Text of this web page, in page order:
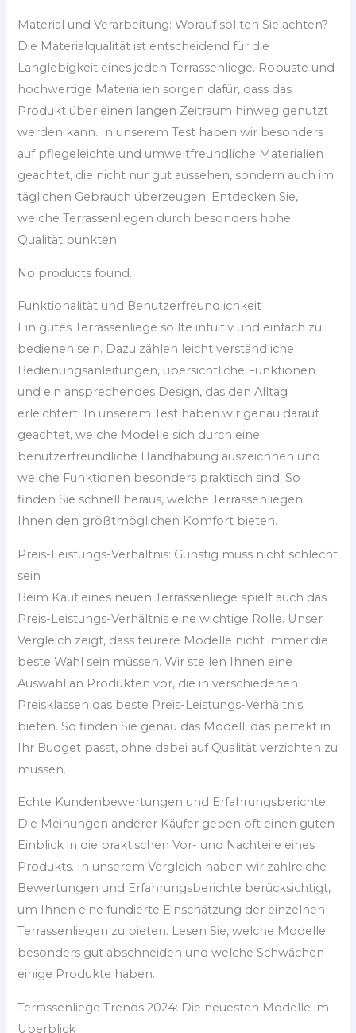
Material und Verarbeitung: Worauf sollten Sie achten?
Die Materialqualität ist entscheidend für die
Langlebigkeit eines jeden Terrassenliege. Robuste und
hochwertige Materialien sorgen dafür, dass das
Produkt über einen langen Zeitraum hinweg genutzt
werden kann. In unserem Test haben wir besonders
auf pflegeleichte und umweltfreundliche Materialien
geachtet, die nicht nur gut aussehen, sondern auch im
täglichen Gebrauch überzeugen. Entdecken Sie,
welche Terrassenliegen durch besonders hohe
Qualität punkten.
No products found.
Funktionalität und Benutzerfreundlichkeit
Ein gutes Terrassenliege sollte intuitiv und einfach zu
bedienen sein. Dazu zählen leicht verständliche
Bedienungsanleitungen, übersichtliche Funktionen
und ein ansprechendes Design, das den Alltag
erleichtert. In unserem Test haben wir genau darauf
geachtet, welche Modelle sich durch eine
benutzerfreundliche Handhabung auszeichnen und
welche Funktionen besonders praktisch sind. So
finden Sie schnell heraus, welche Terrassenliegen
Ihnen den größtmöglichen Komfort bieten.
Preis-Leistungs-Verhältnis: Günstig muss nicht schlecht
sein
Beim Kauf eines neuen Terrassenliege spielt auch das
Preis-Leistungs-Verhältnis eine wichtige Rolle. Unser
Vergleich zeigt, dass teurere Modelle nicht immer die
beste Wahl sein müssen. Wir stellen Ihnen eine
Auswahl an Produkten vor, die in verschiedenen
Preisklassen das beste Preis-Leistungs-Verhältnis
bieten. So finden Sie genau das Modell, das perfekt in
Ihr Budget passt, ohne dabei auf Qualität verzichten zu
müssen.
Echte Kundenbewertungen und Erfahrungsberichte
Die Meinungen anderer Käufer geben oft einen guten
Einblick in die praktischen Vor- und Nachteile eines
Produkts. In unserem Vergleich haben wir zahlreiche
Bewertungen und Erfahrungsberichte berücksichtigt,
um Ihnen eine fundierte Einschätzung der einzelnen
Terrassenliegen zu bieten. Lesen Sie, welche Modelle
besonders gut abschneiden und welche Schwächen
einige Produkte haben.
Terrassenliege Trends 2024: Die neuesten Modelle im
Überblick